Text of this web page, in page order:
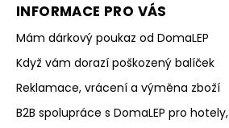
INFORMACE PRO VÁS
Mám dárkový poukaz od DomaLEP
Když vám dorazí poškozený balíček
Reklamace, vrácení a výměna zboží
B2B spolupráce s DomaLEP pro